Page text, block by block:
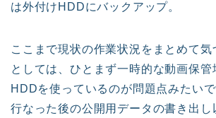
は外付けHDDにバックアップ。
ここまで現状の作業状況をまとめて気
としては、ひとまず一時的な動画保管
HDDを使っているのが問題点みたい
行なった後の公開用データの書き出し